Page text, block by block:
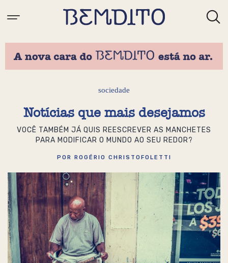
sociedade
Notícias que mais desejamos
VOCÊ TAMBÉM JÁ QUIS REESCREVER AS MANCHETES
PARA MODIFICAR O MUNDO AO SEU REDOR?
POR ROGÉRIO CHRISTOFOLETTI